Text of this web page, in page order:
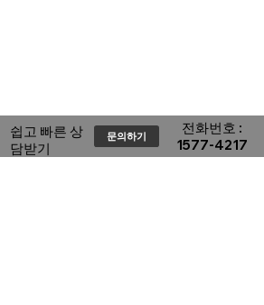
​쉽고 빠른 상
담받기
문의하기
​전화번호 :
1577-4217